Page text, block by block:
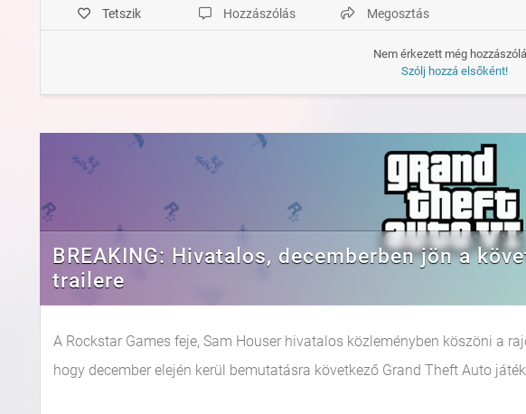
Tetszik Hozzászólás Megosztás
Nem érkezett még
Szólj hozzá elsőként!
BREAKING: Hivatalos, decemberben jön a
trailere
A Rockstar Games feje, Sam Houser hivatalos közleményben köszöni a
hogy december elején kerül bemutatásra következő Grand Theft Auto